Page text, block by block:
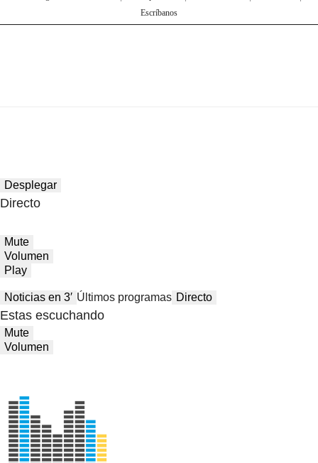
Escríbanos
Desplegar
Directo
Mute
Volumen
Play
Noticias en 3′ Últimos programas Directo
Estas escuchando
Mute
Volumen